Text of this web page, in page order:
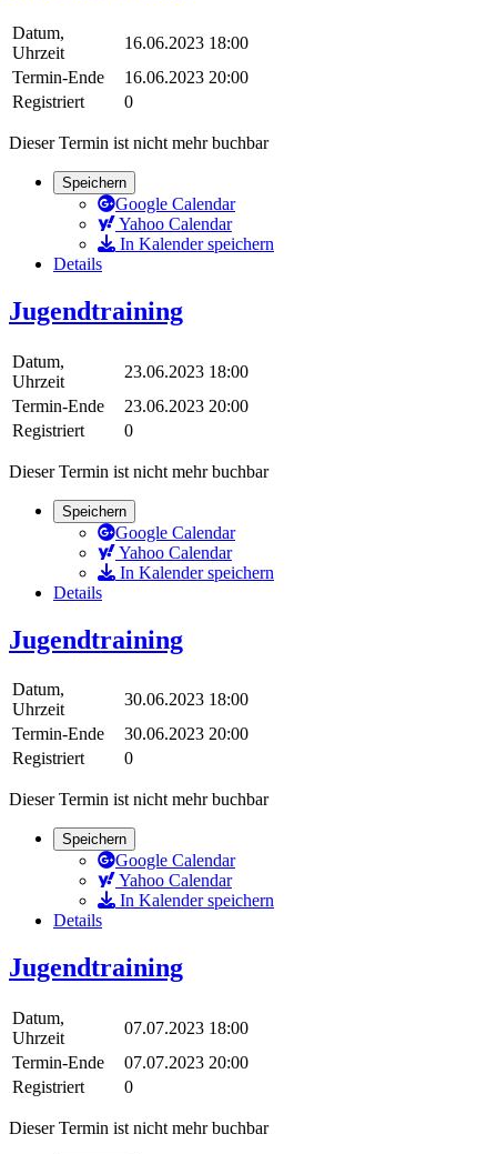
Datum,
Uhrzeit
16.06.2023 18:00
Termin-Ende
16.06.2023 20:00
Registriert
0
Dieser Termin ist nicht mehr buchbar
Speichern
Google Calendar
Yahoo Calendar
In Kalender speichern
Details
Jugendtraining
Datum,
Uhrzeit
23.06.2023 18:00
Termin-Ende
23.06.2023 20:00
Registriert
0
Dieser Termin ist nicht mehr buchbar
Speichern
Google Calendar
Yahoo Calendar
In Kalender speichern
Details
Jugendtraining
Datum,
Uhrzeit
30.06.2023 18:00
Termin-Ende
30.06.2023 20:00
Registriert
0
Dieser Termin ist nicht mehr buchbar
Speichern
Google Calendar
Yahoo Calendar
In Kalender speichern
Details
Jugendtraining
Datum,
Uhrzeit
07.07.2023 18:00
Termin-Ende
07.07.2023 20:00
Registriert
0
Dieser Termin ist nicht mehr buchbar